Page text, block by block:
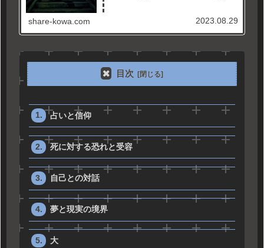
share-kowa.com 2023.08.29
目次
占いと信仰
死に対する恐れと受容
自己との対話
夢と現実の境界
大